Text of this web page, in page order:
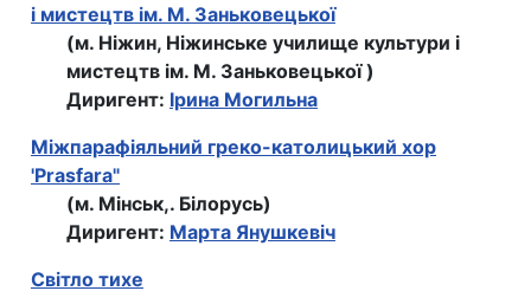
і мистецтв ім. М. Заньковецької
(м. Ніжин, Ніжинське училище культури і
мистецтв ім. М. Заньковецької )
Диригент: Ірина Могильна
Мiжпарафiяльний греко-католицький хор
'Prasfara"
(м. Мінськ,. Білорусь)
Диригент: Марта Янушкевiч
Світло тихе